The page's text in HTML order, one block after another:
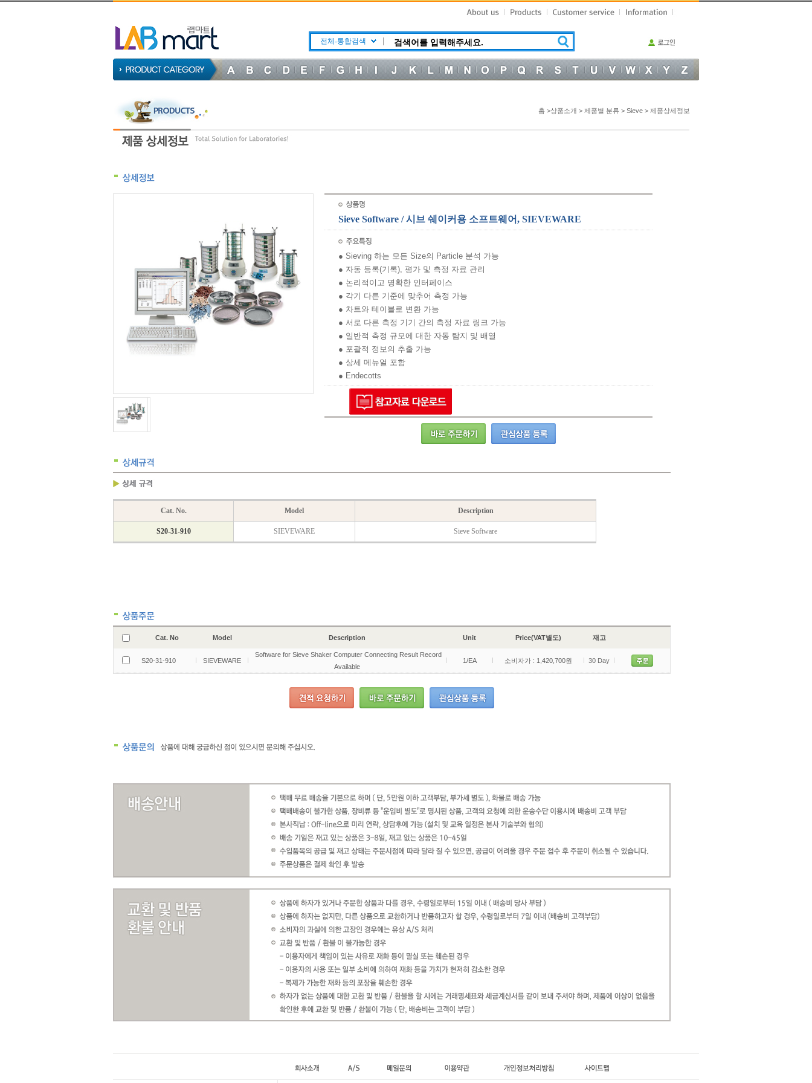
전체-통합검색
홈 >상품소개 > 제품별 분류 > Sieve > 제품상세정보
Sieve Software / 시브 쉐이커용 소프트웨어, SIEVEWARE
● Sieving 하는 모든 Size의 Particle 분석 가능
● 자동 등록(기록), 평가 및 측정 자료 관리
● 논리적이고 명확한 인터페이스
● 각기 다른 기준에 맞추어 측정 가능
● 차트와 테이블로 변환 가능
● 서로 다른 측정 기기 간의 측정 자료 링크 가능
● 일반적 측정 규모에 대한 자동 탐지 및 배열
● 포괄적 정보의 추출 가능
● 상세 메뉴얼 포함
● Endecotts
Cat. No Model Description Unit Price(VAT별도) 재고
S20-31-910 SIEVEWARE
Software for Sieve Shaker Computer Connecting Result Record
Available
1/EA 소비자가 : 1,420,700원 30 Day